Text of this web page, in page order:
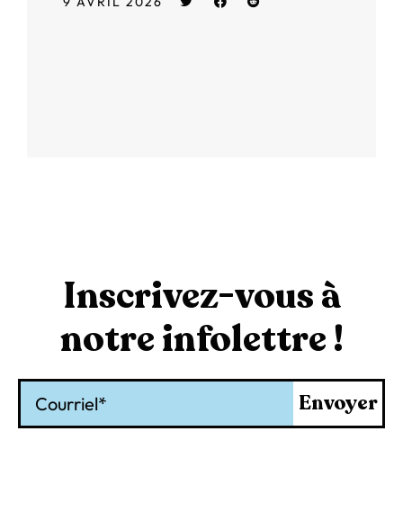
Inscrivez-vous à
notre infolettre !
Envoyer